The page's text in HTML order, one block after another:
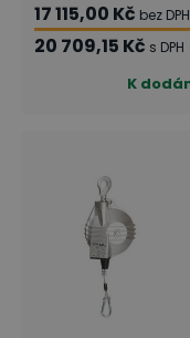
17 115,00 Kč bez DPH
20 709,15 Kč s DPH
K